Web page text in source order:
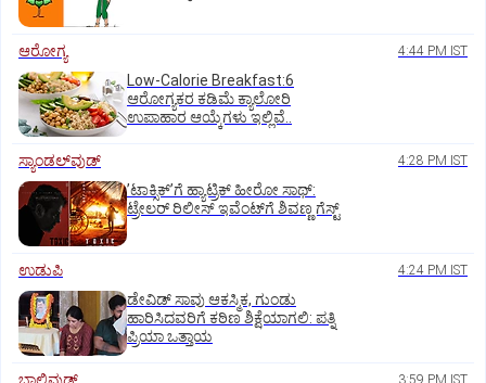
ಆರೋಗ್ಯ 4:44 PM IST
Low-Calorie Breakfast:6
ಆರೋಗ್ಯಕರ ಕಡಿಮೆ ಕ್ಯಾಲೋರಿ
ಉಪಾಹಾರ ಆಯ್ಕೆಗಳು ಇಲ್ಲಿವೆ..
ಸ್ಯಾಂಡಲ್‌ವುಡ್‌ 4:28 PM IST
ʼಟಾಕ್ಸಿಕ್‌ʼಗೆ ಹ್ಯಾಟ್ರಿಕ್‌ ಹೀರೋ ಸಾಥ್:‌
ಟ್ರೇಲರ್‌ ರಿಲೀಸ್‌ ಇವೆಂಟ್‌ಗೆ ಶಿವಣ್ಣ ಗೆಸ್ಟ್
ಉಡುಪಿ 4:24 PM IST
ಡೇವಿಡ್ ಸಾವು ಆಕಸ್ಮಿಕ, ಗುಂಡು
ಹಾರಿಸಿದವರಿಗೆ ಕಠಿಣ ಶಿಕ್ಷೆಯಾಗಲಿ: ಪತ್ನಿ
ಪ್ರಿಯಾ ಒತ್ತಾಯ
3:59 PM IST